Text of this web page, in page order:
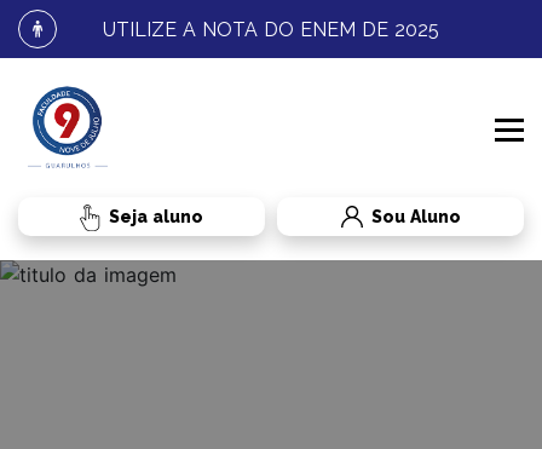
UTILIZE A NOTA DO ENEM DE 2025
Sou Aluno